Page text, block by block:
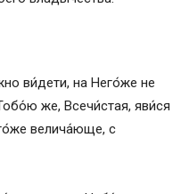
ви́дети, на Него́же не
же, Всечи́стая, яви́ся
велича́юще, с